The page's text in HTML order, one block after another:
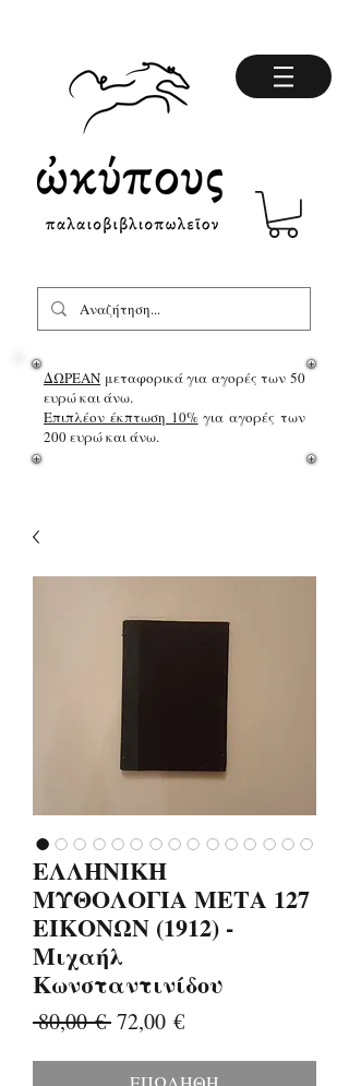
ΔΩΡΕΑΝ μεταφορικά για αγορές των 50
ευρώ και άνω.
Επιπλέον έκπτωση 10%για αγορές των
200 ευρώ και άνω.
ΕΛΛΗΝΙΚΗ
ΜΥΘΟΛΟΓΙΑ ΜΕΤΑ 127
ΕΙΚΟΝΩΝ (1912) -
Μιχαήλ
Κωνσταντινίδου
80,00 € Κανονική
72,00 €Τιμή